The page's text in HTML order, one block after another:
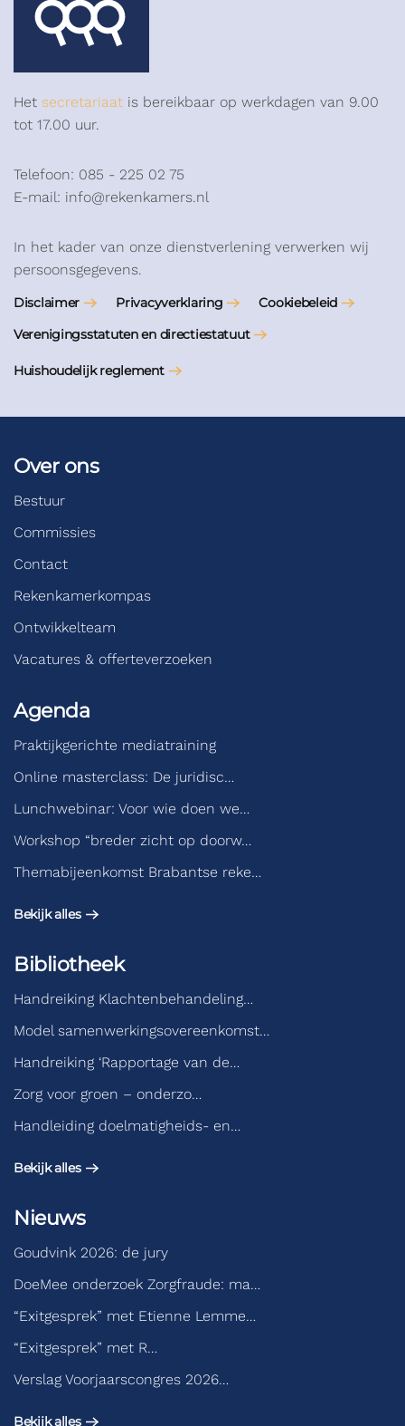
Het secretariaat is bereikbaar op werkdagen van 9.00
tot 17.00 uur.
Telefoon: 085 - 225 02 75
E-mail: info@rekenkamers.nl
In het kader van onze dienstverlening verwerken wij
persoonsgegevens.
Disclaimer Privacyverklaring
Cookiebeleid
Verenigingsstatuten en directiestatuut
Huishoudelijk reglement
Over ons
Bestuur
Commissies
Contact
Rekenkamerkompas
Ontwikkelteam
Vacatures & offerteverzoeken
Agenda
Praktijkgerichte mediatraining
Online masterclass: De juridisc…
Lunchwebinar: Voor wie doen we…
Workshop “breder zicht op doorw…
Themabijeenkomst Brabantse reke…
Bekijk alles
Bibliotheek
Handreiking Klachtenbehandeling…
Model samenwerkingsovereenkomst…
Handreiking ‘Rapportage van de…
Zorg voor groen – onderzo…
Handleiding doelmatigheids- en…
Bekijk alles
Nieuws
Goudvink 2026: de jury
DoeMee onderzoek Zorgfraude: ma…
“Exitgesprek” met Etienne Lemme…
“Exitgesprek” met R…
Verslag Voorjaarscongres 2026…
Bekijk alles